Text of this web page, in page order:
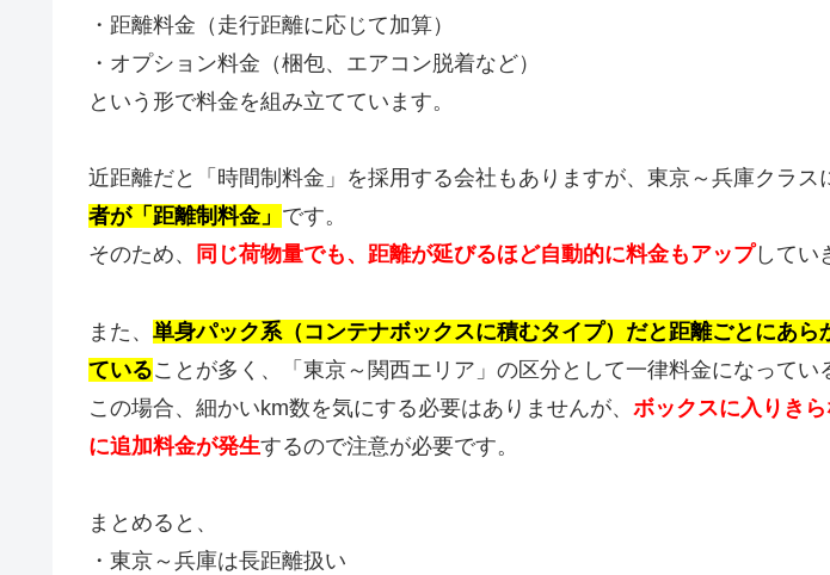
・距離料金（走行距離に応じて加算）
・オプション料金（梱包、エアコン脱着など）
という形で料金を組み立てています。
近距離だと「時間制料金」を採用する会社もありますが、東京～兵庫クラス
者が「距離制料金」 です。
そのため、
同じ荷物量でも、距離が延びるほど自動的に料金もアップしてい
また、 単身パック系（コンテナボックスに積むタイプ）だと距離ごとにあら
ていることが多く、「東京～関西エリア」の区分として一律料金になってい
この場合、細かいkm数を気にする必要はありませんが、 ボックスに入りき
に追加料金が発生するので注意が必要です。
まとめると、
・東京～兵庫は長距離扱い